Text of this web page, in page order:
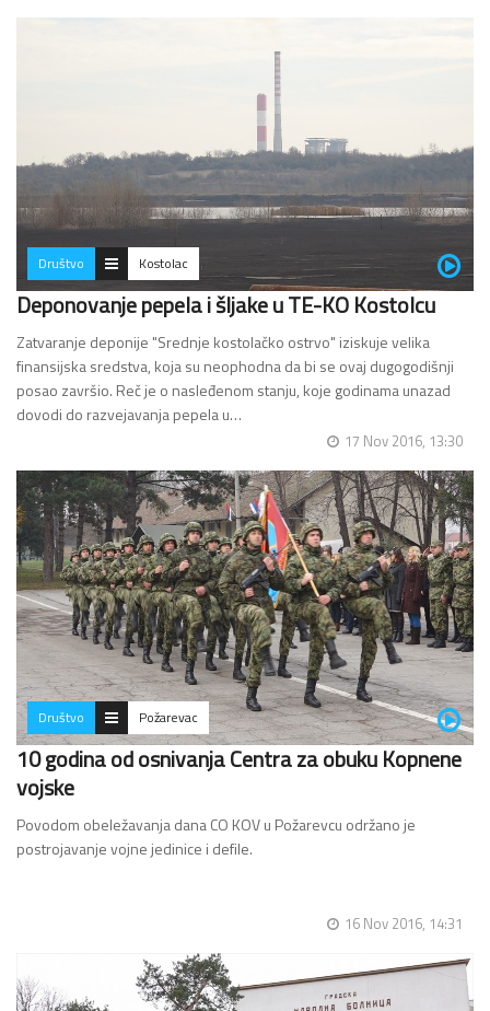
Društvo Kostolac
Deponovanje pepela i šljake u TE-KO Kostolcu
Zatvaranje deponije "Srednje kostolačko ostrvo" iziskuje velika
finansijska sredstva, koja su neophodna da bi se ovaj dugogodišnji
posao završio. Reč je o nasleđenom stanju, koje godinama unazad
dovodi do razvejavanja pepela u…
17 Nov 2016, 13:30
Društvo Požarevac
10 godina od osnivanja Centra za obuku Kopnene
vojske
Povodom obeležavanja dana CO KOV u Požarevcu održano je
postrojavanje vojne jedinice i defile.
16 Nov 2016, 14:31